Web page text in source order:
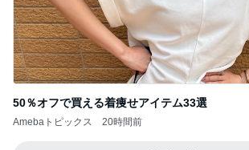
50％オフで買える着痩せアイテム33選
Amebaトピックス 20時間前